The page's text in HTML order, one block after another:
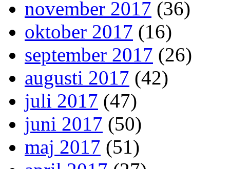
november 2017 (36)
oktober 2017 (16)
september 2017 (26)
augusti 2017 (42)
juli 2017 (47)
juni 2017 (50)
maj 2017 (51)